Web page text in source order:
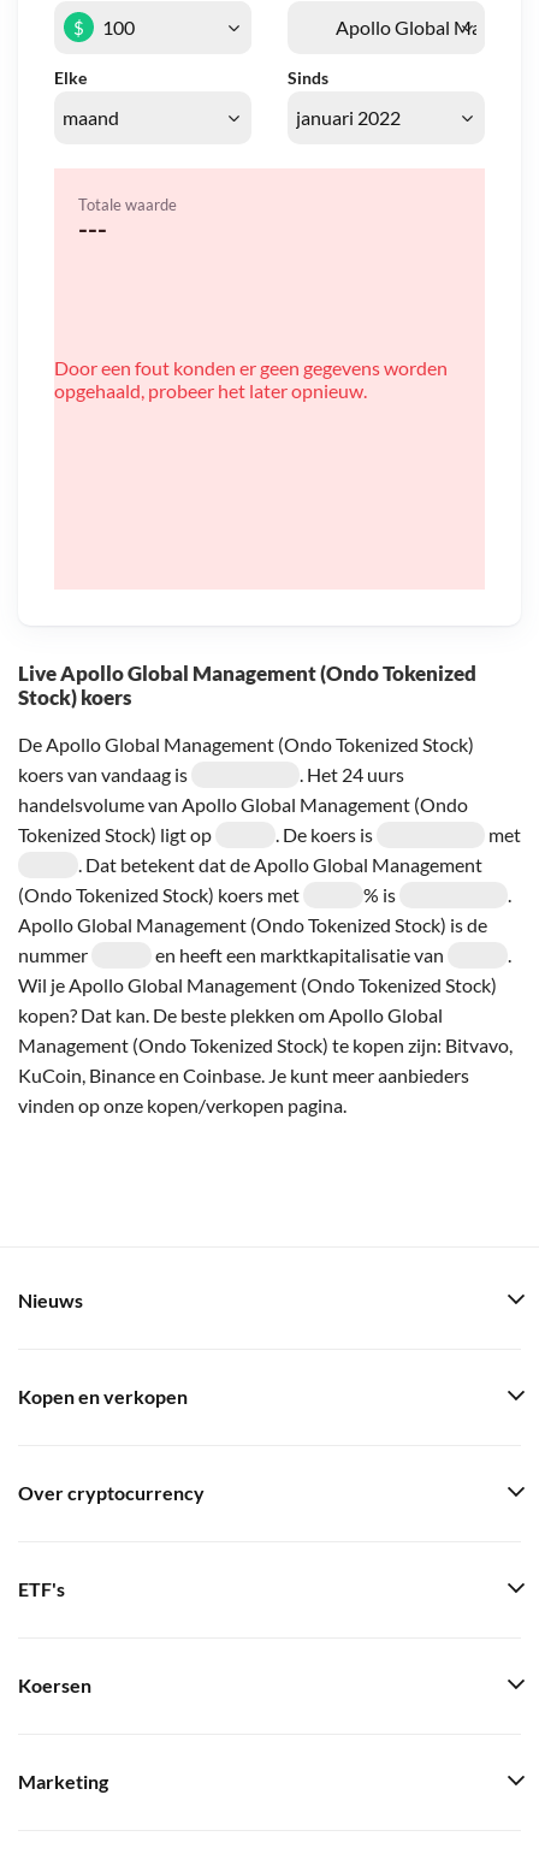
Live Apollo Global Management (Ondo Tokenized
Stock) koers
De Apollo Global Management (Ondo Tokenized Stock)
koers van vandaag is
. Het 24 uurs
handelsvolume van Apollo Global Management (Ondo
Tokenized Stock) ligt op
. De koers is
met
. Dat betekent dat de Apollo Global Management
(Ondo Tokenized Stock) koers met
% is
.
Apollo Global Management (Ondo Tokenized Stock) is de
nummer
en heeft een marktkapitalisatie van
.
Wil je Apollo Global Management (Ondo Tokenized Stock)
kopen? Dat kan. De beste plekken om Apollo Global
Management (Ondo Tokenized Stock) te kopen zijn: Bitvavo,
KuCoin, Binance en Coinbase. Je kunt meer aanbieders
vinden op onze kopen/verkopen pagina.
Elke Sinds
$
Totale waarde
---
Door een fout konden er geen gegevens worden
opgehaald, probeer het later opnieuw.
Nieuws
Kopen en verkopen
Over cryptocurrency
ETF's
Koersen
Marketing